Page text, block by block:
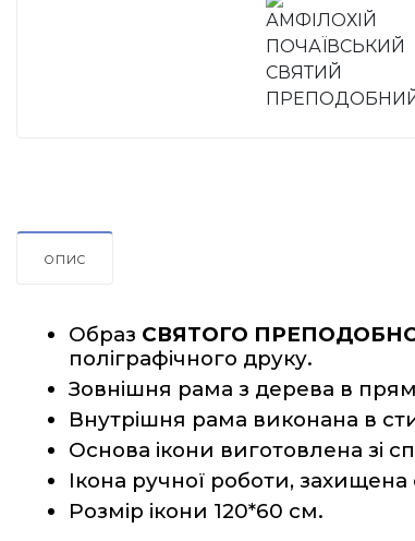
ОПИС
Образ СВЯТОГО
поліграфічного друку.
Зовнішня рама з дерева в
Внутрішня рама виконана в
Основа ікони виготовлена зі
Ікона ручної роботи,
Розмір ікони 120*60 см.